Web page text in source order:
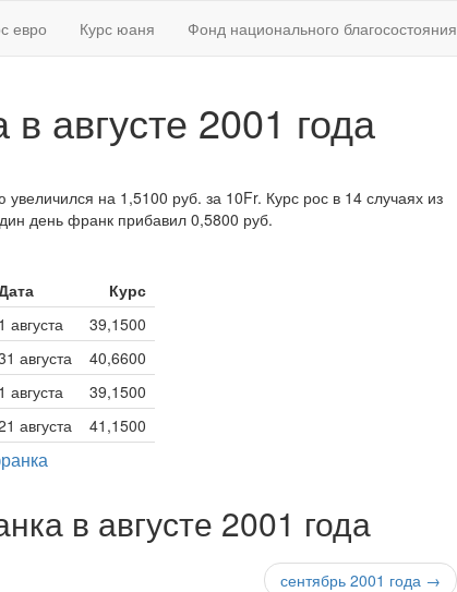
евро Курс юаня Фонд национального благосостояния
августе 2001 года
на 1,5100 руб. за 10Fr. Курс рос в 14 случаях из
день франк прибавил 0,5800 руб.
Курс
1 августа
39,1500
августа
40,6600
1 августа
39,1500
августа 41,1500
в августе 2001 года
сентябрь 2001 года →